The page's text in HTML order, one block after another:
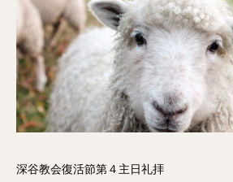
深谷教会復活節第４主日礼拝